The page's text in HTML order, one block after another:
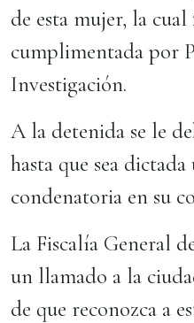
de esta mujer, la
cumplimentada por
Investigación.
​A la detenida se le
hasta que sea
condenatoria en su
La Fiscalía General
un llamado a la
de que reconozca a